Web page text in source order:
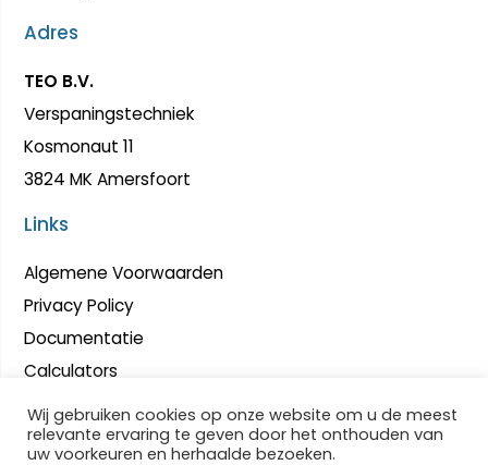
Adres
TEO B.V.
Verspaningstechniek
Kosmonaut 11
3824 MK Amersfoort
Links
Algemene Voorwaarden
Privacy Policy
Documentatie
Calculators
Wij gebruiken cookies op onze website om u de meest
relevante ervaring te geven door het onthouden van
uw voorkeuren en herhaalde bezoeken.